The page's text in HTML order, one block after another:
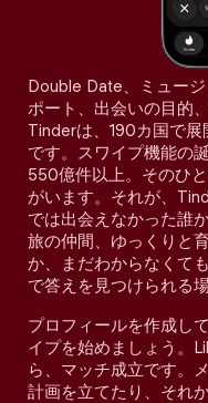
Double Date、ミュー
ポート、出会いの目的
Tinderは、190カ国で
です。スワイプ機能の
550億件以上。そのひ
がいます。それが、
では出会えなかった誰
旅の仲間、ゆっくりと
か、まだわからなくて
で答えを見つけられる場
プロフィールを作成し
イプを始めましょう。
ら、マッチ成立です。
計画を立てたり、それ